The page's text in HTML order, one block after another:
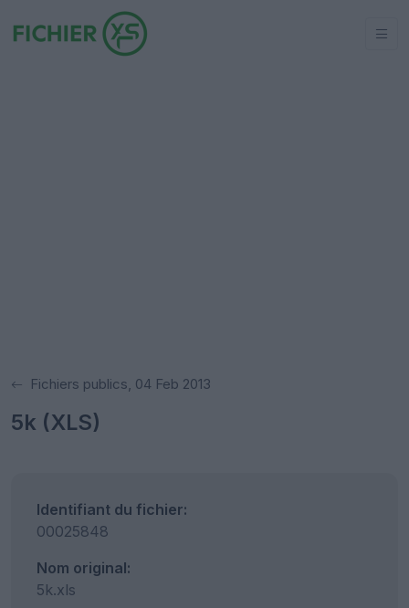
Fichiers publics, 04 Feb 2013
5k (XLS)
Identifiant du fichier:
00025848
Nom original:
5k.xls